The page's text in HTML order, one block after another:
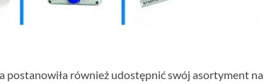
postanowiła również udostępnić swój asortyment na